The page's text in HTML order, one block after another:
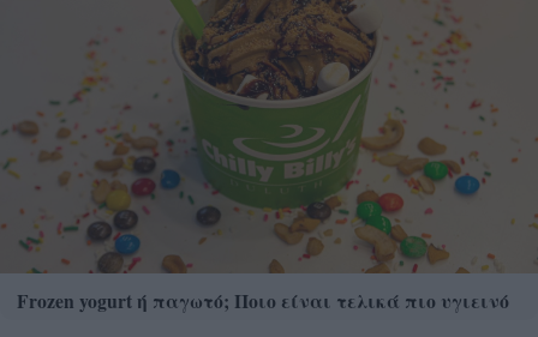
Frozen yogurt ή παγωτό; Ποιο είναι τελικά πιο υγιεινό